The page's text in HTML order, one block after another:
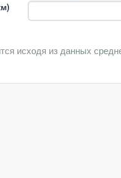
исходя из данных